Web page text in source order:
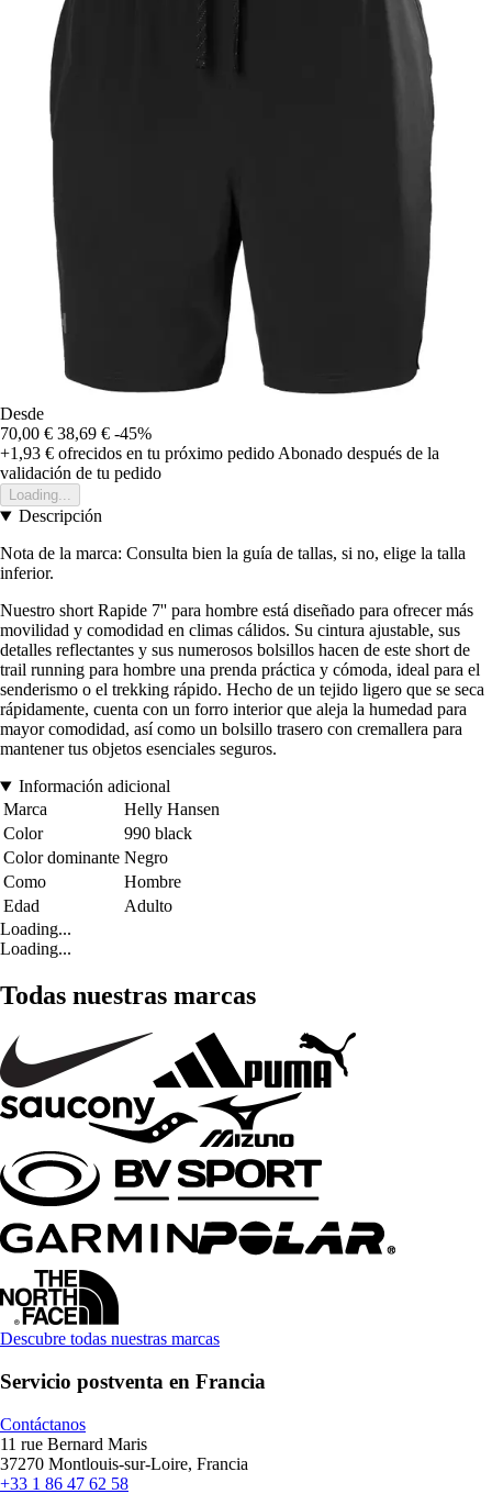
Desde
70,00 € 38,69 € -45%
+1,93 € ofrecidos en tu próximo pedido Abonado después de la
validación de tu pedido
Loading...
Descripción
Nota de la marca: Consulta bien la guía de tallas, si no, elige la talla
inferior.
Nuestro short Rapide 7'' para hombre está diseñado para ofrecer más
movilidad y comodidad en climas cálidos. Su cintura ajustable, sus
detalles reflectantes y sus numerosos bolsillos hacen de este short de
trail running para hombre una prenda práctica y cómoda, ideal para el
senderismo o el trekking rápido. Hecho de un tejido ligero que se seca
rápidamente, cuenta con un forro interior que aleja la humedad para
mayor comodidad, así como un bolsillo trasero con cremallera para
mantener tus objetos esenciales seguros.
Información adicional
Marca
Helly Hansen
Color
990 black
Color dominante Negro
Como
Hombre
Edad
Adulto
Loading...
Loading...
Todas nuestras marcas
Descubre todas nuestras marcas
Servicio postventa en Francia
Contáctanos
11 rue Bernard Maris
37270 Montlouis-sur-Loire, Francia
+33 1 86 47 62 58